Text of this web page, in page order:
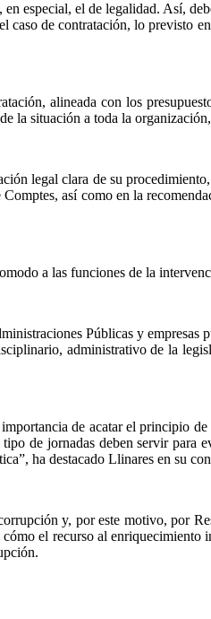
especial, el de legalidad. Así,
caso de contratación, lo previsto
alineada con los
la situación a toda la
legal clara de su
así como en la
a las funciones de la
Públicas y empresas
administrativo de la
de acatar el principio
de jornadas deben servir para
ha destacado Llinares en su
y, por este motivo, por
el recurso al enriquecimiento